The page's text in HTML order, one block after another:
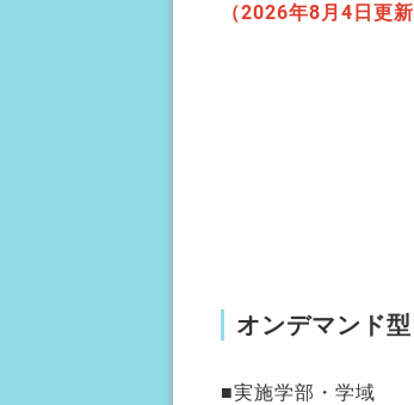
（2026年8月4日更
オンデマンド
■実施学部・学域